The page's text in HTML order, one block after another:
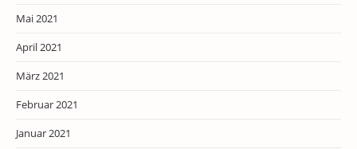
Mai 2021
April 2021
März 2021
Februar 2021
Januar 2021